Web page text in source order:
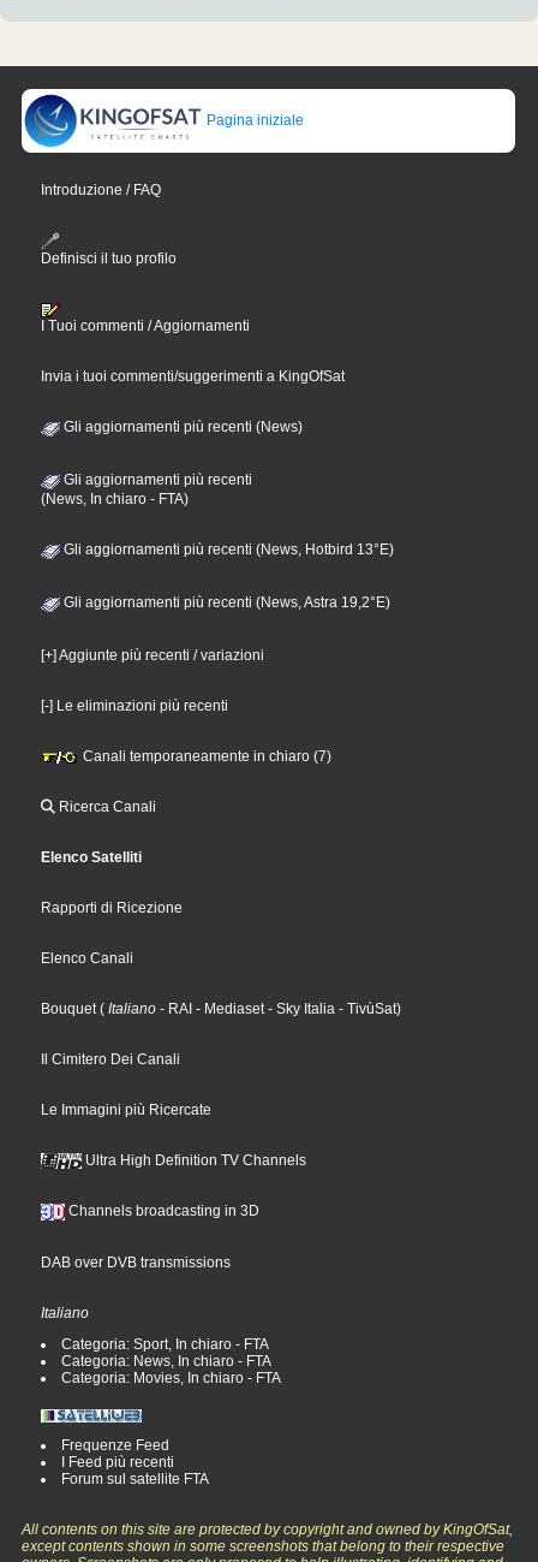
Pagina iniziale
Introduzione / FAQ
Definisci il tuo profilo
I Tuoi commenti / Aggiornamenti
Invia i tuoi commenti/suggerimenti a KingOfSat
Gli aggiornamenti più recenti (News)
Gli aggiornamenti più recenti
(News, In chiaro - FTA)
Gli aggiornamenti più recenti (News, Hotbird 13°E)
Gli aggiornamenti più recenti (News, Astra 19,2°E)
[+] Aggiunte più recenti / variazioni
[-] Le eliminazioni più recenti
Canali temporaneamente in chiaro (7)
Ricerca Canali
Elenco Satelliti
Rapporti di Ricezione
Elenco Canali
Bouquet( Italiano - RAI - Mediaset- Sky Italia - TivùSat)
Il Cimitero Dei Canali
Le Immagini più Ricercate
Ultra High Definition TV Channels
Channels broadcasting in 3D
DAB over DVB transmissions
Italiano
Categoria: Sport, In chiaro - FTA
Categoria: News, In chiaro - FTA
Categoria: Movies, In chiaro - FTA
Frequenze Feed
I Feed più recenti
Forum sul satellite FTA
All contents on this site are protected by copyright and owned by KingOfSat,
except contents shown in some screenshots that belong to their respective